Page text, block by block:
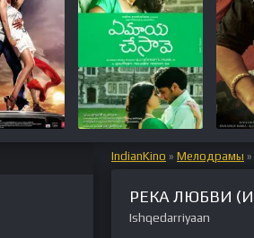
IndianKino » Мелодрамы
РЕКА ЛЮБВИ
Ishqedarriyaan